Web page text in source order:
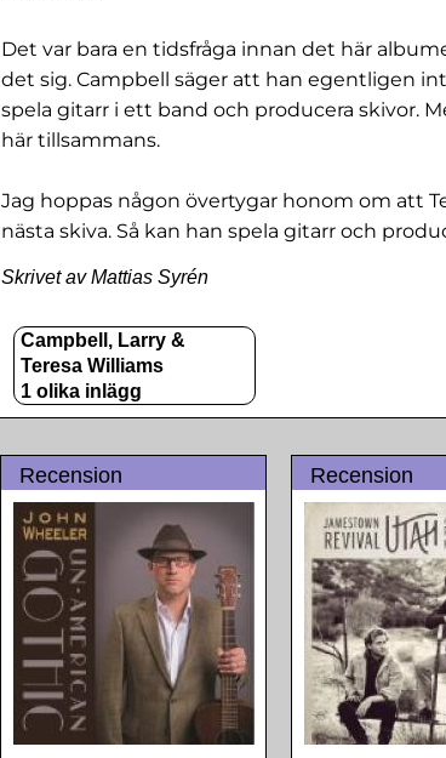
Det var bara en tidsfråga innan det här
det sig. Campbell säger att han egentligen
spela gitarr i ett band och producera skivor.
här tillsammans.
Jag hoppas någon övertygar honom om att
nästa skiva. Så kan han spela gitarr och
Skrivet av Mattias Syrén
Campbell, Larry &
Teresa Williams
1 olika inlägg
Recension Recension